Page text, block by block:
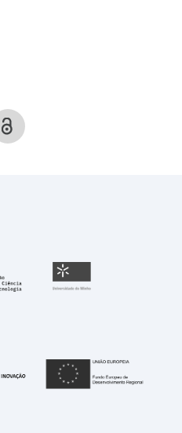
Fundação para a
República Portuguesa